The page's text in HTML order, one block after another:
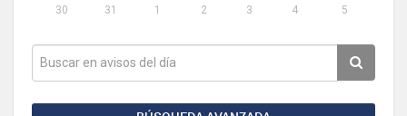
30
31 1 2 3 4 5